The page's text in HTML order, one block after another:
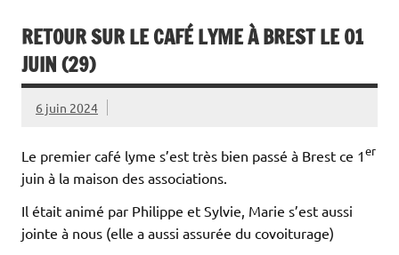
RETOUR SUR LE CAFÉ LYME À BREST LE 01
JUIN (29)
6 juin 2024
Le premier café lyme s’est très bien passé à Brest ce 1er
juin à la maison des associations.
Il était animé par Philippe et Sylvie, Marie s’est aussi
jointe à nous (elle a aussi assurée du covoiturage)